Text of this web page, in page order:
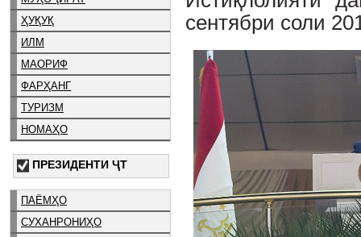
ҲУҚУҚ
ИЛМ
МАОРИФ
ФАРҲАНГ
ТУРИЗМ
НОМАҲО
ПРЕЗИДЕНТИ ҶТ
ПАЁМҲО
СУХАНРОНИҲО
сентябри соли